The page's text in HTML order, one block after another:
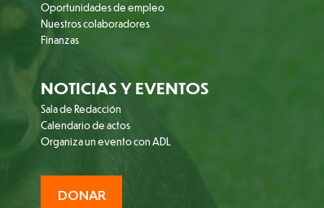
Oportunidades de empleo
Nuestros colaboradores
Finanzas
NOTICIAS Y EVENTOS
Sala de Redacción
Calendario de actos
Organiza un evento con ADL
DONAR